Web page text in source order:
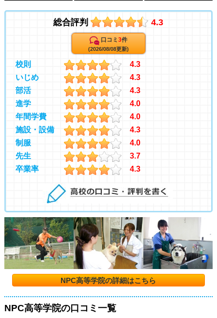
総合評判 4.3
口コミ 3件
(2026/08/08更新)
校則
4.3
いじめ
4.3
部活
4.3
進学
4.0
年間学費
4.0
施設・設備
4.3
制服
4.0
先生
3.7
卒業率
4.3
NPC高等学院の詳細はこちら
NPC高等学院の口コミ一覧